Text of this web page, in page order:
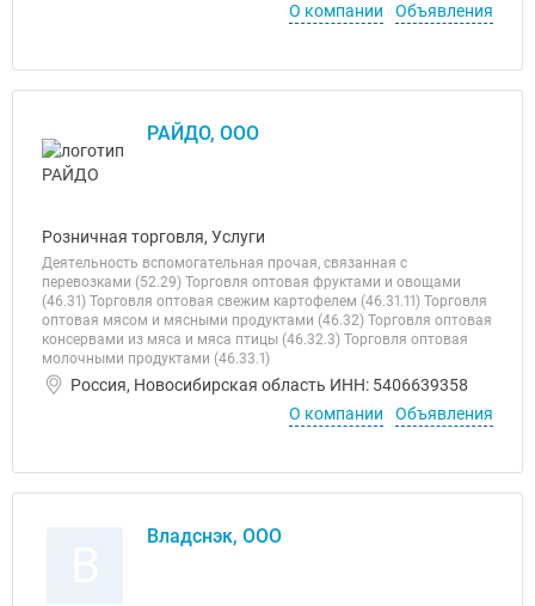
О компании
Объявления
РАЙДО, ООО
Розничная торговля, Услуги
Деятельность вспомогательная прочая, связанная с
перевозками (52.29) Торговля оптовая фруктами и овощами
(46.31) Торговля оптовая свежим картофелем (46.31.11) Торговля
оптовая мясом и мясными продуктами (46.32) Торговля оптовая
консервами из мяса и мяса птицы (46.32.3) Торговля оптовая
молочными продуктами (46.33.1)
Россия, Новосибирская область ИНН: 5406639358
О компании
Объявления
Владснэк, ООО